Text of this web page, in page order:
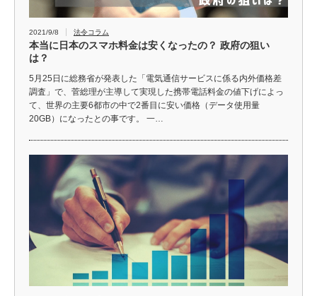
2021/9/8 法令コラム
本当に日本のスマホ料金は安くなったの？ 政府の狙い
は？
5月25日に総務省が発表した「電気通信サービスに係る内外価格差
調査」で、菅総理が主導して実現した携帯電話料金の値下げによっ
て、世界の主要6都市の中で2番目に安い価格（データ使用量
20GB）になったとの事です。 一…